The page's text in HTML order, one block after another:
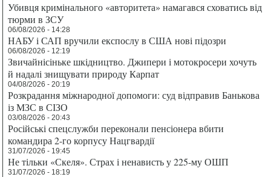
Убивця кримінального «авторитета» намагався сховатись від
тюрми в ЗСУ
06/08/2026 - 14:28
НАБУ і САП вручили експослу в США нові підозри
06/08/2026 - 12:19
Звичайнісіньке шкідництво. Джипери і мотокросери хочуть
й надалі знищувати природу Карпат
04/08/2026 - 20:19
Розкрадання міжнародної допомоги: суд відправив Банькова
із МЗС в СІЗО
03/08/2026 - 20:43
Російські спецслужби переконали пенсіонера вбити
командира 2-го корпусу Нацгвардії
31/07/2026 - 19:45
Не тільки «Скеля». Страх і ненависть у 225-му ОШП
31/07/2026 - 18:19